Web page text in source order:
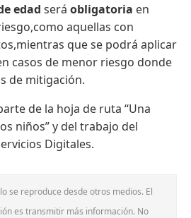
edad será obligatoria en
aquellas con
que se podrá aplicar
casos de menor riesgo donde
de mitigación.
de la hoja de ruta “Una
niños” y del trabajo del
Digitales.
se reproduce desde otros medios. El
es transmitir más información. No